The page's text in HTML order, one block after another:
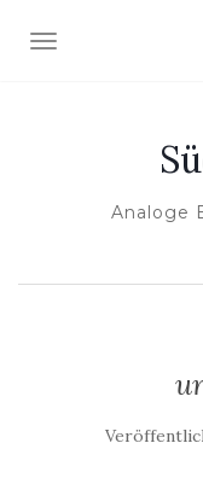
NAVIGATION
Analoge